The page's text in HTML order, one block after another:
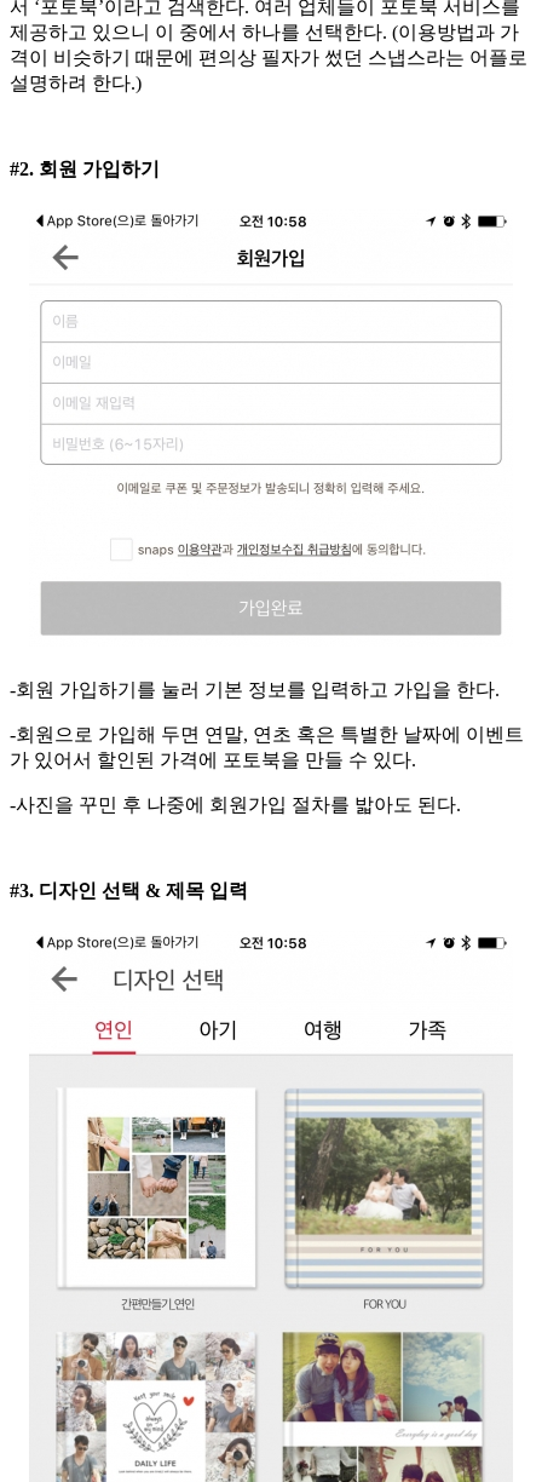
서 ‘포토북’이라고 검색한다. 여러 업체들이 포토북 서비스를
제공하고 있으니 이 중에서 하나를 선택한다. (이용방법과 가
격이 비슷하기 때문에 편의상 필자가 썼던 스냅스라는 어플로
설명하려 한다.)
#2. 회원 가입하기
-회원 가입하기를 눌러 기본 정보를 입력하고 가입을 한다.
-회원으로 가입해 두면 연말, 연초 혹은 특별한 날짜에 이벤트
가 있어서 할인된 가격에 포토북을 만들 수 있다.
-사진을 꾸민 후 나중에 회원가입 절차를 밟아도 된다.
#3. 디자인 선택 & 제목 입력